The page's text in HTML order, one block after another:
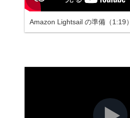
Amazon Lightsail の準備（1:19）